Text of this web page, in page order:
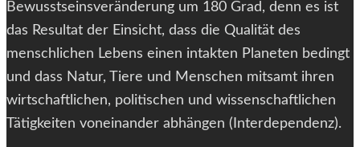
Bewusstseinsveränderung um 180 Grad, denn es ist
das Resultat der Einsicht, dass die Qualität des
menschlichen Lebens einen intakten Planeten bedingt
und dass Natur, Tiere und Menschen mitsamt ihren
wirtschaftlichen, politischen und wissenschaftlichen
Tätigkeiten voneinander abhängen (Interdependenz).